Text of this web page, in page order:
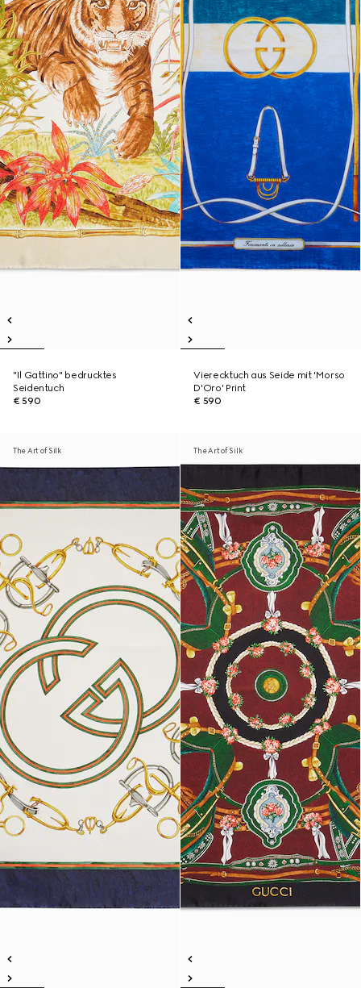
"Il Gattino" bedrucktes
Seidentuch
€ 590
Vierecktuch aus Seide mit 'Morso
D'Oro' Print
€ 590
The Art of Silk The Art of Silk